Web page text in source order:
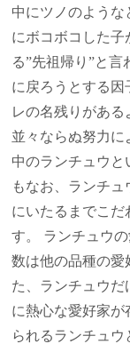
中にツノのような
にボコボコした子
る”先祖帰り”と
に戻ろうとする
レの名残りがある
並々ならぬ努力
中のランチュウ
もなお、ランチ
にいたるまでこだ
す。 ランチュウ
数は他の品種の愛
た、ランチュウだ
に熱心な愛好家
られるランチュ